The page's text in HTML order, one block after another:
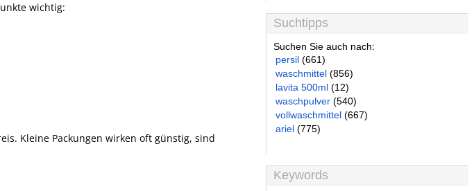
wichtig:
Kleine Packungen wirken oft günstig, sind
Suchtipps
Suchen Sie auch nach:
persil (661)
waschmittel (856)
lavita 500ml (12)
waschpulver (540)
vollwaschmittel (667)
ariel (775)
Keywords